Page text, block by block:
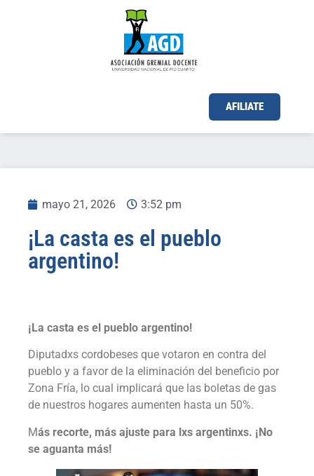
AFILIATE
mayo 21, 2026 3:52 pm
¡La casta es el pueblo
argentino!
¡La casta es el pueblo argentino!
Diputadxs cordobeses que votaron en contra del
pueblo y a favor de la eliminación del beneficio por
Zona Fría, lo cual implicará que las boletas de gas
de nuestros hogares aumenten hasta un 50%.
Más recorte, más ajuste para lxs argentinxs. ¡No
se aguanta más!